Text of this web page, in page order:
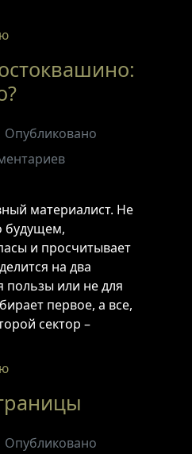
Опубликовано
материалист. Не
будущем,
и просчитывает
на два
пользы или не для
первое, а все,
сектор –
Опубликовано